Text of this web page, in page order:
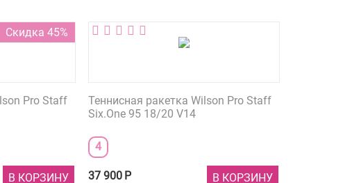
Скидка 45%
Pro Staff
В КОРЗИНУ
Теннисная ракетка Wilson Pro Staff
Six.One 95 18/20 V14
4
37 900 Р В КОРЗИНУ